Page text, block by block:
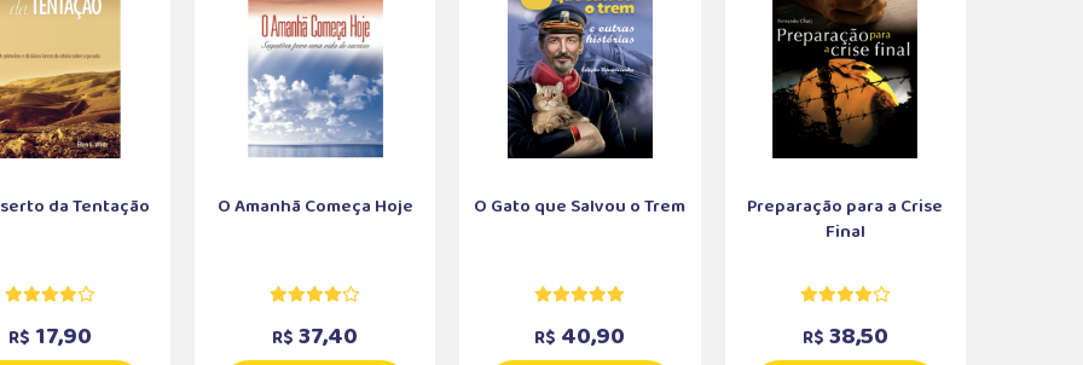
da Tentação
R$ 17,90
O Amanhã Começa Hoje
R$ 37,40
O Gato que Salvou o Trem
R$ 40,90
Preparação para a Crise
Final
R$ 38,50